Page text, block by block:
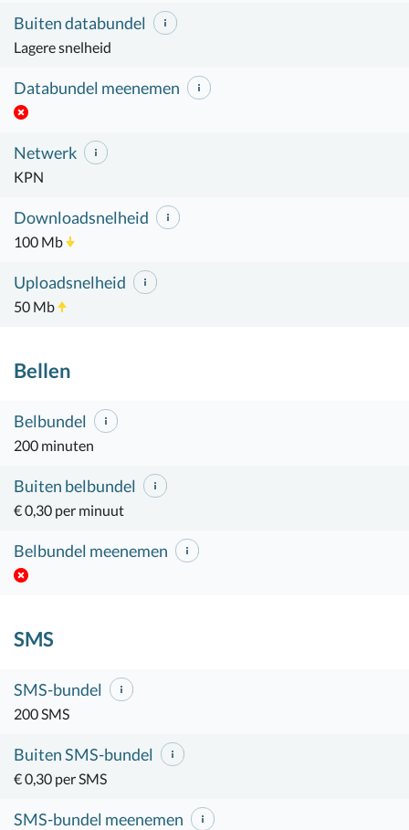
Buiten databundel
Lagere snelheid
Databundel meenemen
Netwerk
KPN
Downloadsnelheid
100 Mb
Uploadsnelheid
50 Mb
Bellen
Belbundel
200 minuten
Buiten belbundel
€ 0,30 per minuut
Belbundel meenemen
SMS
SMS-bundel
200 SMS
Buiten SMS-bundel
€ 0,30 per SMS
SMS-bundel meenemen